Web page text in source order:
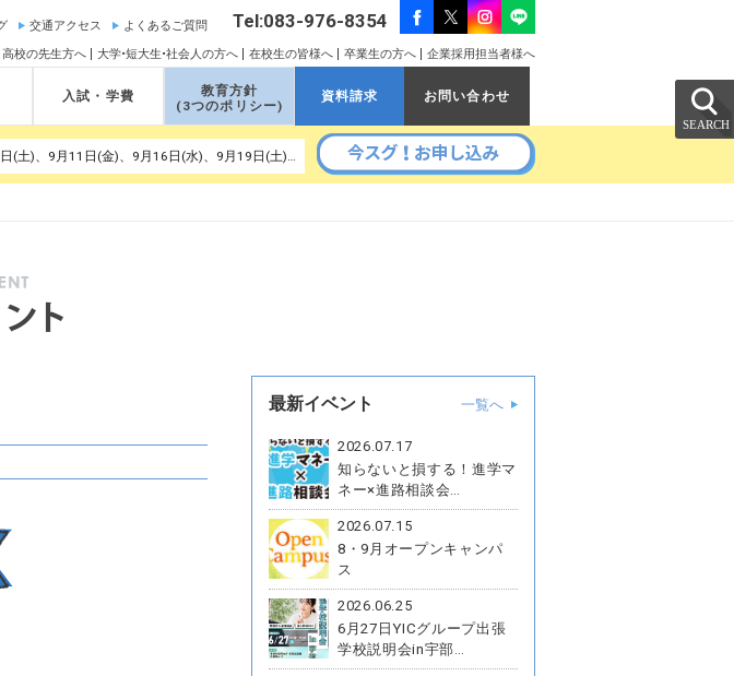
高校の先生方へ 大学•短大生•社会人の方へ 在校生の皆様へ 卒業生の方へ 企業採用担当者様へ
Tel:083-976-8354
交通アクセス よくあるご質問
入試・学費
教育方針
(3つのポリシー)
資料請求 お問い合わせ
以降の予定｜ 9月5日(土)、9月11日(金)、9月16日(水)、9月19日(土)、9月26日(土)、9月30日(水)
最新イベント 一覧へ
2026.07.17
知らないと損する！進学マ
ネー×進路相談会…
2026.07.15
8・9月オープンキャンパ
ス
2026.06.25
6月27日YICグループ出張
学校説明会in宇部…